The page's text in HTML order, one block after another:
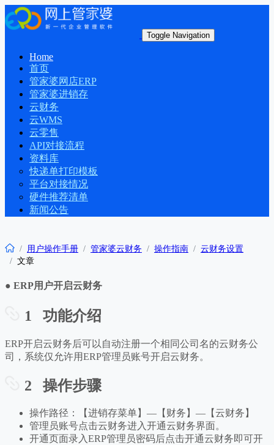
Toggle Navigation
Home
首页
管家婆网店ERP
管家婆进销存
云财务
云WMS
云零售
API对接流程
资料库
快递单打印模板
平台对接情况
硬件推荐清单
新闻公告
用户操作手册 管家婆云财务 操作指南
云财务设置
文章
● ERP用户开启云财务
1 功能介绍
ERP开启云财务后可以自动注册一个相同公司名的云财务公
司，系统仅允许用ERP管理员账号开启云财务。
2 操作步骤
操作路径：【进销存菜单】—【财务】—【云财务】
管理员账号点击云财务进入开通云财务界面。
开通页面录入ERP管理员密码后点击开通云财务即可开